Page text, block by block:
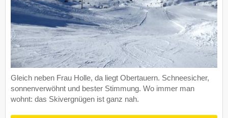
Gleich neben Frau Holle, da liegt Obertauern. Schneesicher,
sonnenverwöhnt und bester Stimmung. Wo immer man
wohnt: das Skivergnügen ist ganz nah.